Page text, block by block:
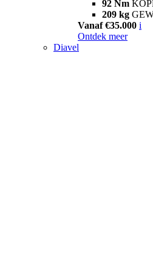
92 Nm
209 kg
Vanaf €35.000 i
Ontdek meer
Diavel